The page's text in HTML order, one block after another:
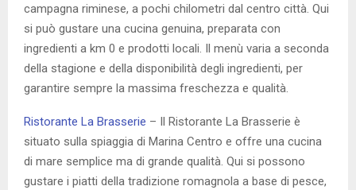
campagna riminese, a pochi chilometri dal centro città. Qui
si può gustare una cucina genuina, preparata con
ingredienti a km 0 e prodotti locali. Il menù varia a seconda
della stagione e della disponibilità degli ingredienti, per
garantire sempre la massima freschezza e qualità.
Ristorante La Brasserie – Il Ristorante La Brasserie è
situato sulla spiaggia di Marina Centro e offre una cucina
di mare semplice ma di grande qualità. Qui si possono
gustare i piatti della tradizione romagnola a base di pesce,